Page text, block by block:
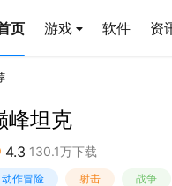
页 游戏 软件 资
峰坦克
4.3 130.1万下载
动作冒险 射击 战争